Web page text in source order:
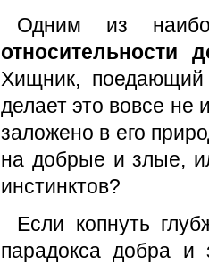
Одним из
относительности
Хищник, поедающий
делает это вовсе не
заложено в его
на добрые и злые,
инстинктов?
Если копнуть
парадокса добра